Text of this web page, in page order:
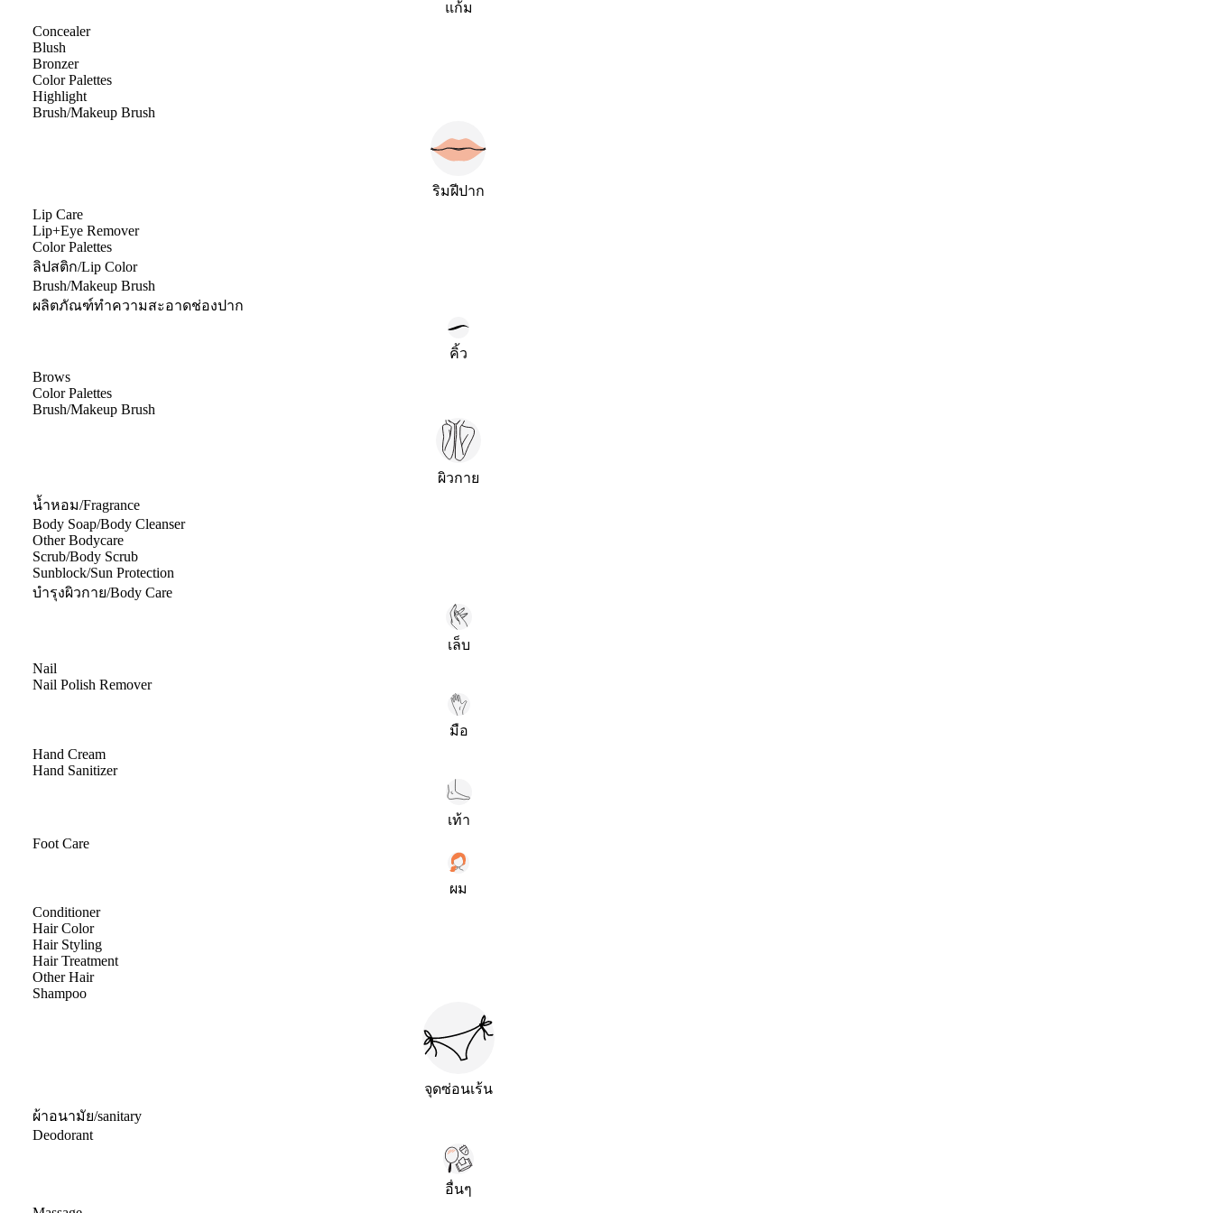
แก้ม
Concealer
Blush
Bronzer
Color Palettes
Highlight
Brush/Makeup Brush
ริมฝีปาก
Lip Care
Lip+Eye Remover
Color Palettes
ลิปสติก/Lip Color
Brush/Makeup Brush
ผลิตภัณฑ์ทำความสะอาดช่องปาก
คิ้ว
Brows
Color Palettes
Brush/Makeup Brush
ผิวกาย
น้ำหอม/Fragrance
Body Soap/Body Cleanser
Other Bodycare
Scrub/Body Scrub
Sunblock/Sun Protection
บำรุงผิวกาย/Body Care
เล็บ
Nail
Nail Polish Remover
มือ
Hand Cream
Hand Sanitizer
เท้า
Foot Care
ผม
Conditioner
Hair Color
Hair Styling
Hair Treatment
Other Hair
Shampoo
จุดซ่อนเร้น
ผ้าอนามัย/sanitary
Deodorant
อื่นๆ